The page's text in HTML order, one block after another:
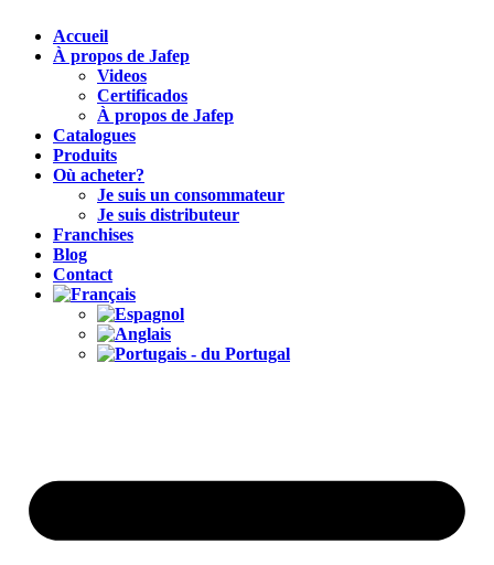
Accueil
À propos de Jafep
Videos
Certificados
À propos de Jafep
Catalogues
Produits
Où acheter?
Je suis un consommateur
Je suis distributeur
Franchises
Blog
Contact